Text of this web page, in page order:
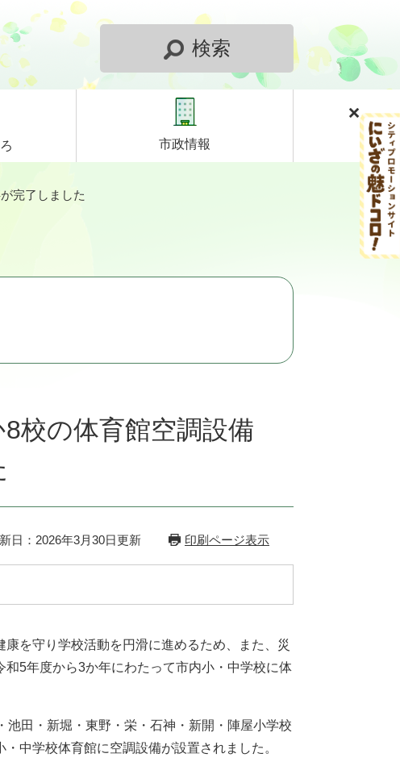
検索
市政情報
完了しました
校の体育館空調設備
日：2026年3月30日更新 印刷ページ表示
を守り学校活動を円滑に進めるため、また、災
5年度から3か年にわたって市内小・中学校に体
田・新堀・東野・栄・石神・新開・陣屋小学校
中学校体育館に空調設備が設置されました。